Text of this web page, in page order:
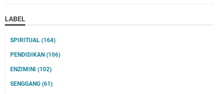
LABEL
SPIRITUAL (164)
PENDIDIKAN (106)
ENZIMINI (102)
SENGGANG (61)